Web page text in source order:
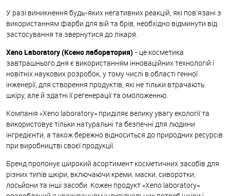
У разі виникнення будь-яких негативних реакцій, які пов'язані з
використанням фарби для вій та брів, необхідно відминути від
застосування та звернутися до лікаря.
Xeno Laboratory (Ксено лаборатория) - це косметика
завтрашнього дня є використанням інноваційних технологій і
новітніх наукових розробок, у тому числі в області генної
інженерії, для створення продуктів, які не тільки втрачають
шкіру, але й здатні її регенерації та омоложенню.
Компанія «Xeno laboratory» приділяє велику увагу екології та
використовує тільки натуральні та безпечні для людини
інгредієнти, а також бережно відноситься до природних ресурсів
при виробництві своєї продукції.
Бренд пропонує широкий асортимент косметичних засобів для
різних типів шкіри, включаючи креми, маски, сиворотки,
лосьйони та інші засоби. Кожен продукт «Xeno laboratory»